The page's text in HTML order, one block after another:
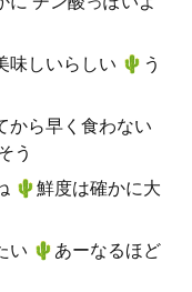
しいらしい 🌵️う
ら早く食わない
う
🌵️鮮度は確かに大
い 🌵️あーなるほど